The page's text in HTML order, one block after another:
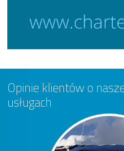
Opinie klientów o
usługach